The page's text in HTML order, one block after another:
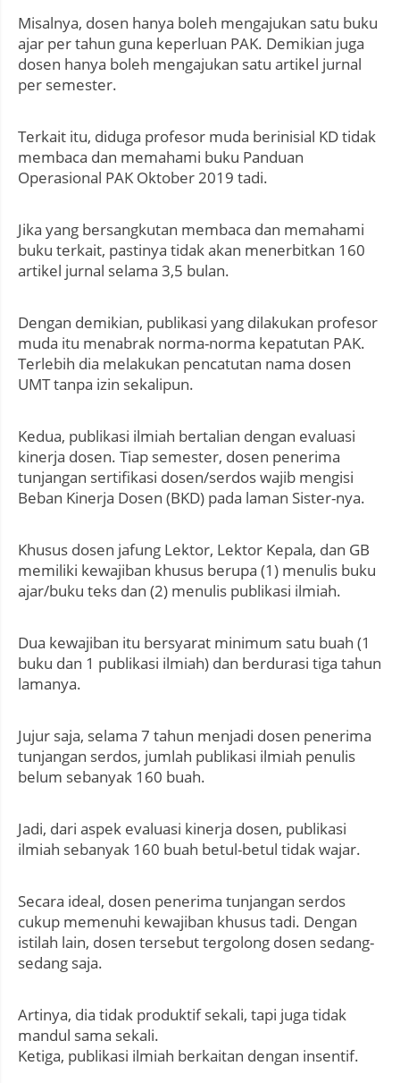
Misalnya, dosen hanya boleh mengajukan satu buku
ajar per tahun guna keperluan PAK. Demikian juga
dosen hanya boleh mengajukan satu artikel jurnal
per semester.
Terkait itu, diduga profesor muda berinisial KD tidak
membaca dan memahami buku Panduan
Operasional PAK Oktober 2019 tadi.
Jika yang bersangkutan membaca dan memahami
buku terkait, pastinya tidak akan menerbitkan 160
artikel jurnal selama 3,5 bulan.
Dengan demikian, publikasi yang dilakukan profesor
muda itu menabrak norma-norma kepatutan PAK.
Terlebih dia melakukan pencatutan nama dosen
UMT tanpa izin sekalipun.
Kedua, publikasi ilmiah bertalian dengan evaluasi
kinerja dosen. Tiap semester, dosen penerima
tunjangan sertifikasi dosen/serdos wajib mengisi
Beban Kinerja Dosen (BKD) pada laman Sister-nya.
Khusus dosen jafung Lektor, Lektor Kepala, dan GB
memiliki kewajiban khusus berupa (1) menulis buku
ajar/buku teks dan (2) menulis publikasi ilmiah.
Dua kewajiban itu bersyarat minimum satu buah (1
buku dan 1 publikasi ilmiah) dan berdurasi tiga tahun
lamanya.
Jujur saja, selama 7 tahun menjadi dosen penerima
tunjangan serdos, jumlah publikasi ilmiah penulis
belum sebanyak 160 buah.
Jadi, dari aspek evaluasi kinerja dosen, publikasi
ilmiah sebanyak 160 buah betul-betul tidak wajar.
Secara ideal, dosen penerima tunjangan serdos
cukup memenuhi kewajiban khusus tadi. Dengan
istilah lain, dosen tersebut tergolong dosen sedang-
sedang saja.
Artinya, dia tidak produktif sekali, tapi juga tidak
mandul sama sekali.
Ketiga, publikasi ilmiah berkaitan dengan insentif.